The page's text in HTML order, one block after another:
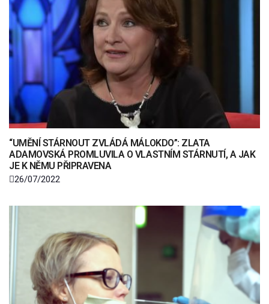
“UMĚNÍ STÁRNOUT ZVLÁDÁ MÁLOKDO”: ZLATA
ADAMOVSKÁ PROMLUVILA O VLASTNÍM STÁRNUTÍ, A JAK
JE K NĚMU PŘIPRAVENA
26/07/2022